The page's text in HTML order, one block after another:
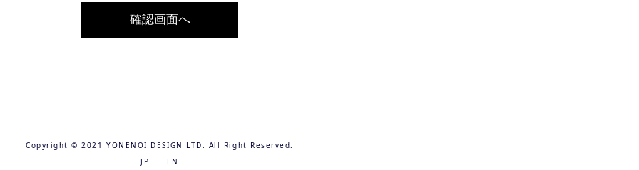
Copyright © 2021 YONENOI DESIGN LTD. All Right Reserved.
JP
EN